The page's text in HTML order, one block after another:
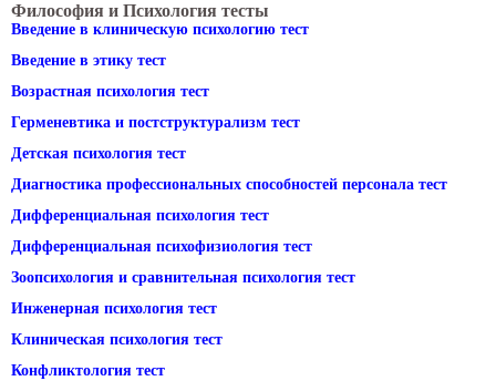
Философия и Психология тесты
Введение в клиническую психологию тест
Введение в этику тест
Возрастная психология тест
Герменевтика и постструктурализм тест
Детская психология тест
Диагностика профессиональных способностей персонала тест
Дифференциальная психология тест
Дифференциальная психофизиология тест
Зоопсихология и сравнительная психология тест
Инженерная психология тест
Клиническая психология тест
Конфликтология тест